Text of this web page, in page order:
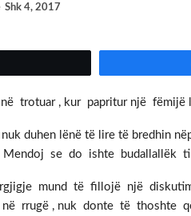
Shk 4, 2017
trotuar , kur papritur një fëmijë
nuk duhen lënë të lire të
se do ishte budallallëk
mund të fillojë një
rrugë , nuk donte të thoshte